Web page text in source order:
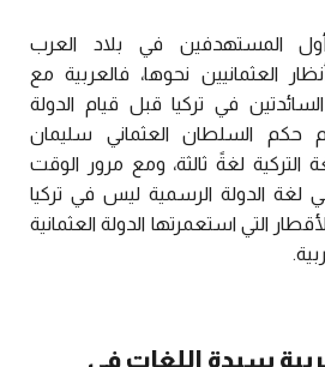
أول المستهدفين في بلاد العرب
العثمانيين نحوها، فالعربية مع
السائدتين في تركيا قبل قيام الدولة
أيام حكم السلطان العثماني سليمان
التركية لغةً ثالثة، ومع مرور الوقت
لغة الدولة الرسمية ليس في تركيا
التي استعمرتها الدولة العثمانية
سيدة اللغات في